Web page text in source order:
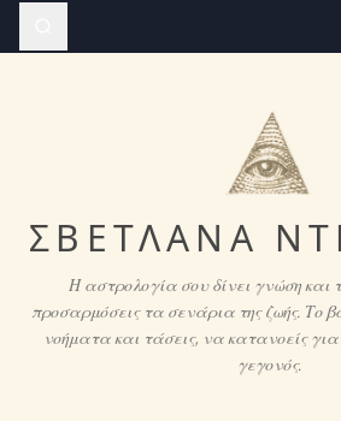
ΣΒΕΤΛΆΝΑ
Η αστρολογία σου δίνει γνώση και
προσαρμόσεις τα σενάρια της ζωής. Το
νοήματα και τάσεις, να κατανοείς
γεγονός.